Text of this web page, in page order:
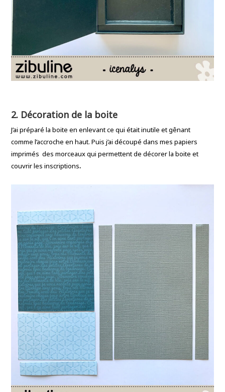
2. Décoration de la boite
J’ai préparé la boite en enlevant ce qui était inutile et gênant
comme l’accroche en haut. Puis j’ai découpé dans mes papiers
imprimés des morceaux qui permettent de décorer la boite et
couvrir les inscriptions.